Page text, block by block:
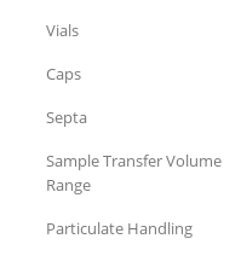
Vials
Caps
Septa
Sample Transfer Volume
Range
Particulate Handling